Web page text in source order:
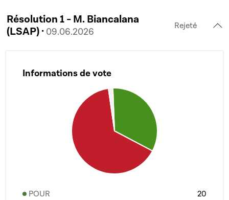
Résolution 1 - M. Biancalana
(LSAP) · 09.06.2026
Rejeté
Informations de vote
POUR 20